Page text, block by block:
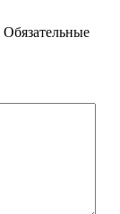
Обязательные